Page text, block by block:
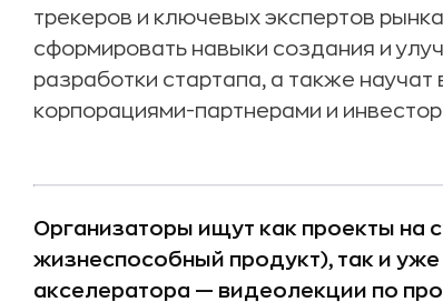
трекеров и ключевых экспертов
сформировать навыки создания и
разработки стартапа, а также
корпорациями-партнерами и
Организаторы ищут как проекты на
жизнеспособный продукт), так и
акселератора — видеолекции по